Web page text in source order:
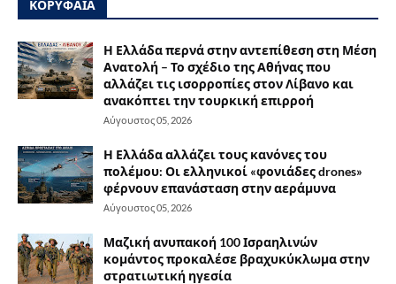
ΚΟΡΥΦΑΙΑ
Η Ελλάδα περνά στην αντεπίθεση στη Μέση
Ανατολή – Το σχέδιο της Αθήνας που
αλλάζει τις ισορροπίες στον Λίβανο και
ανακόπτει την τουρκική επιρροή
Αύγουστος 05, 2026
Η Ελλάδα αλλάζει τους κανόνες του
πολέμου: Οι ελληνικοί «φονιάδες drones»
φέρνουν επανάσταση στην αεράμυνα
Αύγουστος 05, 2026
Μαζική ανυπακοή 100 Ισραηλινών
κομάντος προκαλέσε βραχυκύκλωμα στην
στρατιωτική ηγεσία